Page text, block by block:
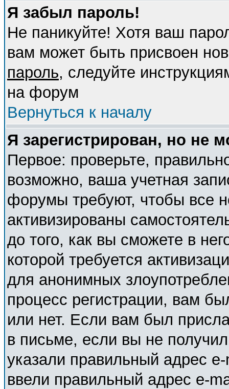
Я забыл пароль!
Не паникуйте! Хотя ваш
вам может быть присвоен
пароль, следуйте
на форум
Вернуться к началу
Я зарегистрирован, но не
Первое: проверьте,
возможно, ваша учетная
форумы требуют, чтобы все
активизированы
до того, как вы сможете в
которой требуется
для анонимных
процесс регистрации, вам
или нет. Если вам был
в письме, если вы не
указали правильный адрес
ввели правильный адрес e-